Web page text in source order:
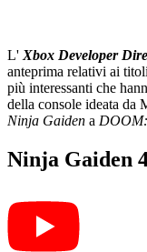
L' Xbox Developer
anteprima relativi ai
più interessanti che
della console ideata da
Ninja Gaiden a
Ninja Gaiden